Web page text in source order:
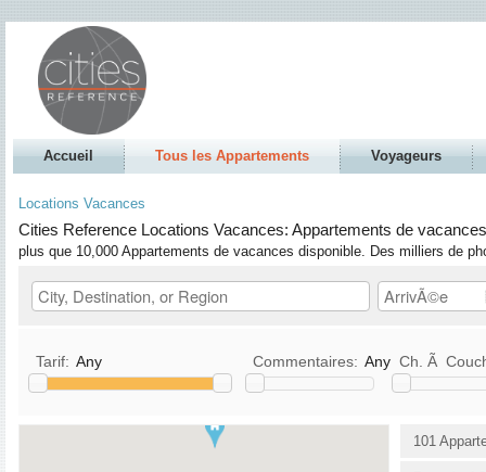
Accueil Tous les Appartements Voyageurs
Locations Vacances
Cities Reference Locations Vacances: Appartements de
plus que 10,000 Appartements de vacances disponible. Des milliers de
Tarif: Any Commentaires: Any Ch. Ã
101